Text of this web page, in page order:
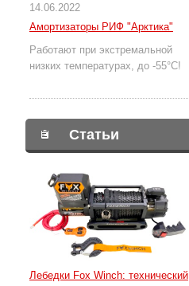
14.06.2022
Амортизаторы РИФ "Арктика"
Работают при экстремальной
низких температурах, до -55°С!
Статьи
Лебедки Fox Winch: технический